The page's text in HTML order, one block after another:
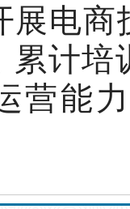
展电
累计培
营能